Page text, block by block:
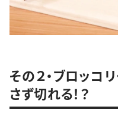
その２・ブロッコ
さず切れる！？